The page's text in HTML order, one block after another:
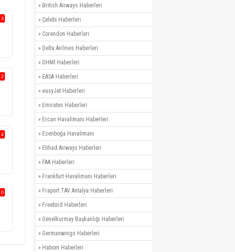
3
2
4
0
» British Airways Haberleri
» Çelebi Haberleri
» Corendon Haberleri
» Delta Airlines Haberleri
» DHMİ Haberleri
» EASA Haberleri
» easyJet Haberleri
» Emirates Haberleri
» Ercan Havalimanı Haberleri
» Esenboğa Havalimanı
» Etihad Airways Haberleri
» FAA Haberleri
» Frankfurt Havalimanı Haberleri
» Fraport TAV Antalya Haberleri
» Freebird Haberleri
» Genelkurmay Başkanlığı Haberleri
» Germanwings Haberleri
» Habom Haberleri